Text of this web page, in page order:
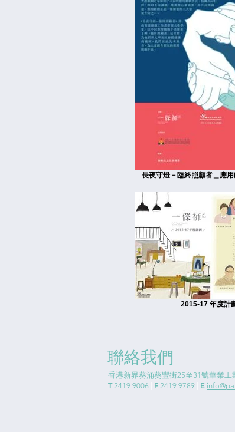
長夜守燈－臨終照顧者＿應
2015-17 年度計
聯絡我們
香港新界葵涌葵豐街25至31號華業工
T2419 9006 F 2419 9789 E